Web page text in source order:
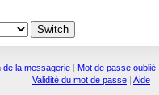
de la messagerie | Mot de passe oublié
Validité du mot de passe | Aide